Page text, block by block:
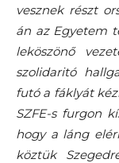
vesznek részt
án az Egyetem
leköszönő
szolidaritó
futó a fáklyát
SZFE-s furgon
hogy a láng
köztük